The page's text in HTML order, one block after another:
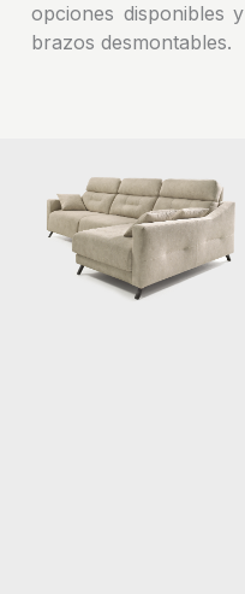
opciones disponibles y
brazos desmontables.